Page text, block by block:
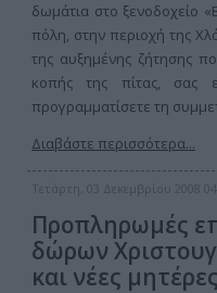
δωμάτια στο ξενοδοχείο
πόλη, στην περιοχή της
της αυξημένης ζήτησης
κοπής της πίτας, σας
προγραμματίσετε τη
Διαβάστε περισσότερα...
Τετάρτη, 03 Δεκεμβρίου 2008
Προπληρωμές
δώρων
και νέες μητέρες